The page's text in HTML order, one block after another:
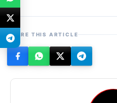
SHARE THIS ARTICLE